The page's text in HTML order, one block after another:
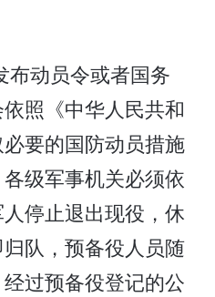
布动员令或者国务
照《中华人民共和
要的国防动员措施
级军事机关必须依
停止退出现役，休
队，预备役人员随
过预备役登记的公